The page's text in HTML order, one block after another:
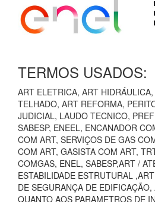
TERMOS USADOS:
ART ELETRICA, ART
TELHADO, ART REFORMA,
JUDICIAL, LAUDO TECNICO,
SABESP, ENEEL, ENCANADOR
COM ART, SERVIÇOS DE GAS
COM ART, GASISTA COM ART,
COMGAS, ENEL, SABESP,ART /
ESTABILIDADE ESTRUTURAL
DE SEGURANÇA DE
QUANTO AOS PARAMETROS DE